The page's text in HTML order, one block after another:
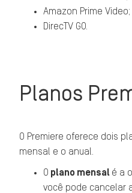
Amazon Prime Video;
DirecTV GO.
Planos
O Premiere oferece dois
mensal e o anual.
O plano mensal é a
você pode cancelar